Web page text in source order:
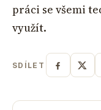
práci se všemi
využít.
SDÍLET